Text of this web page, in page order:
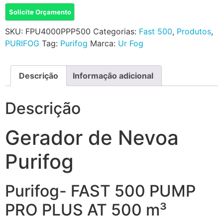
Solicite Orçamento
SKU: FPU4000PPP500 Categorias: Fast 500, Produtos,
PURIFOG Tag: Purifog Marca: Ur Fog
Descrição Informação adicional
Descrição
Gerador de Nevoa
Purifog
Purifog- FAST 500 PUMP
PRO PLUS AT 500 m³